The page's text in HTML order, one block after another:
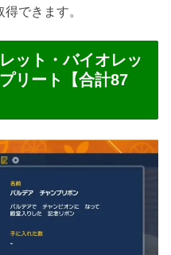
できます。
ット・バイオレッ
リート【合計87